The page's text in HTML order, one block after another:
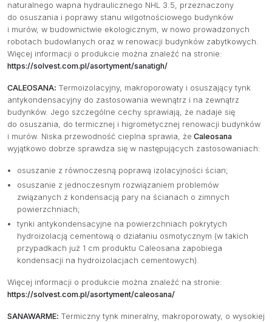
naturalnego wapna hydraulicznego NHL 3.5, przeznaczony
do osuszania i poprawy stanu wilgotnościowego budynków
i murów, w budownictwie ekologicznym, w nowo prowadzonych
robotach budowlanych oraz w renowacji budynków zabytkowych.
Więcej informacji o produkcie można znaleźć na stronie:
https://solvest.com.pl/asortyment/sanatigh/
CALEOSANA: Termoizolacyjny, makroporowaty i osuszający tynk
antykondensacyjny do zastosowania wewnątrz i na zewnątrz
budynków. Jego szczególne cechy sprawiają, że nadaje się
do osuszania, do termicznej i higrometycznej renowacji budynków
i murów. Niska przewodność cieplna sprawia, że Caleosana
wyjątkowo dobrze sprawdza się w następujących zastosowaniach:
osuszanie z równoczesną poprawą izolacyjności ścian;
osuszanie z jednoczesnym rozwiązaniem problemów
związanych z kondensacją pary na ścianach o zimnych
powierzchniach;
tynki antykondensacyjne na powierzchniach pokrytych
hydroizolacją cementową o działaniu osmotycznym (w takich
przypadkach już 1 cm produktu Caleosana zapobiega
kondensacji na hydroizolacjach cementowych).
Więcej informacji o produkcie można znaleźć na stronie:
https://solvest.com.pl/asortyment/caleosana/
SANAWARME: Termiczny tynk mineralny, makroporowaty, o wysokiej